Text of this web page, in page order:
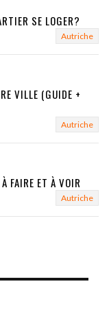
SE LOGER?
Autriche
VILLE (GUIDE +
Autriche
FAIRE ET À VOIR
Autriche